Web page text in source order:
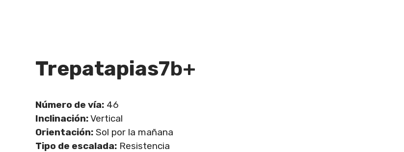
Trepatapias7b+
Número de vía: 46
Inclinación:Vertical
Orientación: Sol por la mañana
Tipo de escalada: Resistencia